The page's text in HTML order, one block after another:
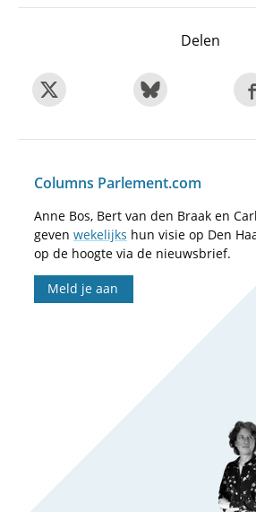
Delen
Columns Parlement.com
Anne Bos, Bert van den Braak en
geven wekelijks hun visie op Den
op de hoogte via de nieuwsbrief.
Meld je aan